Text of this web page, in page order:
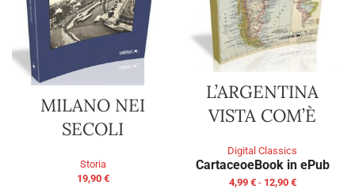
MILANO NEI
SECOLI
Storia
19,90 €
L’ARGENTINA
VISTA COM’È
Digital Classics
CartaceoeBook in ePub
4,99 € - 12,90 €